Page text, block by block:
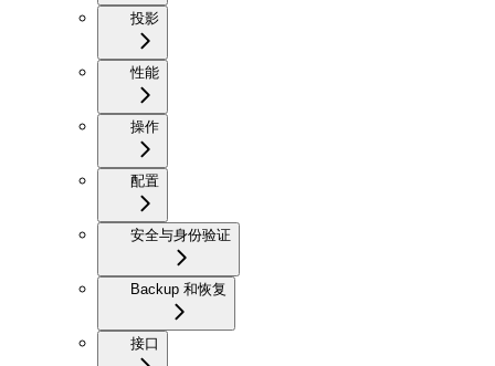
投影
性能
操作
配置
安全与身份验证
Backup 和恢复
接口